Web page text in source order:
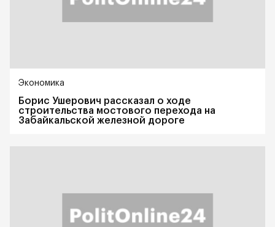
Экономика
Борис Ушерович рассказал о ходе
строительства мостового перехода на
Забайкальской железной дороге